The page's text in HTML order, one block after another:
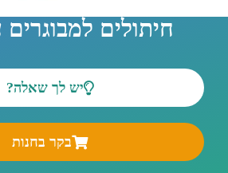
חיתולים
יש לך שאלה?
בקר בחנות